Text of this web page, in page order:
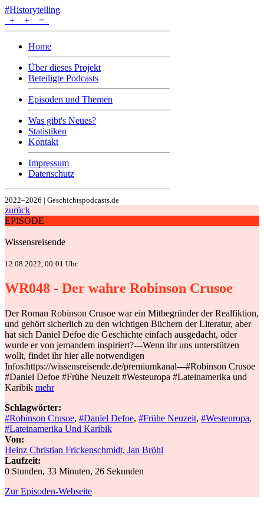
#Historytelling
+
+ =
Home
Über dieses Projekt
Beteiligte Podcasts
Episoden und Themen
Was gibt's Neues?
Statistiken
Kontakt
Impressum
Datenschutz
2022–2026 | Geschichtspodcasts.de
zurück
EPISODE
Wissensreisende
12.08.2022, 00:01 Uhr
WR048 - Der wahre Robinson Crusoe
Der Roman Robinson Crusoe war ein Mitbegründer der Realfiktion,
und gehört sicherlich zu den wichtigen Büchern der Literatur, aber
hat sich Daniel Defoe die Geschichte einfach ausgedacht, oder
wurde er von jemandem inspiriert?---Wenn ihr uns unterstützen
wollt, findet ihr hier alle notwendigen
Infos:https://wissensreisende.de/premiumkanal---#Robinson Crusoe
#Daniel Defoe #Frühe Neuzeit #Westeuropa #Lateinamerika und
Karibik mehr
Schlagwörter:
#Robinson Crusoe, #Daniel Defoe, #Frühe Neuzeit, #Westeuropa,
#Lateinamerika Und Karibik
Von:
Heinz Christian Frickenschmidt, Jan Bröhl
Laufzeit:
0 Stunden, 33 Minuten, 26 Sekunden
Zur Episoden-Webseite